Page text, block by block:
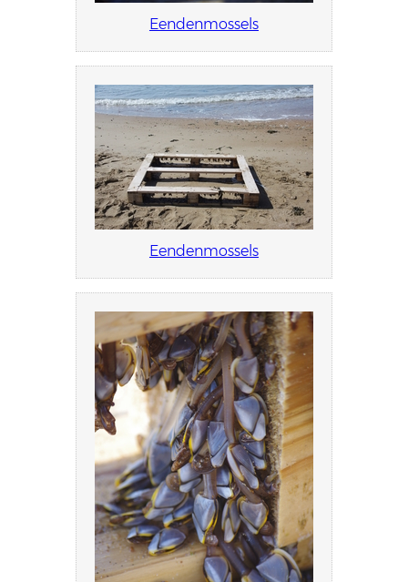
Eendenmossels
Eendenmossels